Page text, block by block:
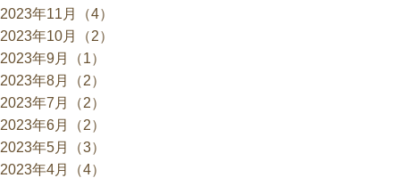
2023年11月（4）
2023年10月（2）
2023年9月（1）
2023年8月（2）
2023年7月（2）
2023年6月（2）
2023年5月（3）
2023年4月（4）